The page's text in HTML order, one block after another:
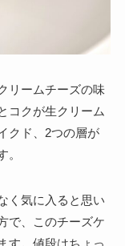
リームチーズの味
コクが生クリーム
クド、2つの層が
。
く気に入ると思い
で、このチーズケ
す。値段はちょっ